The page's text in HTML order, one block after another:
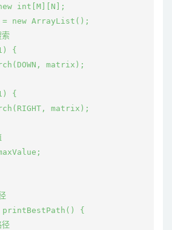
int[M][N];
new ArrayList
();
{
matrix);
{
matrix);
{